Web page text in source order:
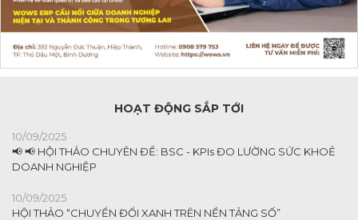
HOẠT ĐỘNG SẮP TỚI
10/09/2025
📢 📢 HỘI THẢO CHUYÊN ĐỀ: BSC - KPIs ĐO LƯỜNG SỨC KHOẺ
DOANH NGHIỆP
10/09/2025
HỘI THẢO “CHUYỂN ĐỔI XANH TRÊN NỀN TẢNG SỐ”